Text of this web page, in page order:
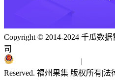
Copyright © 2014-2024 千瓜数据
司
|
Reserved. 福州果集 版权所有|法